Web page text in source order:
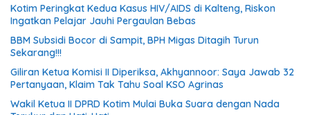
Kotim Peringkat Kedua Kasus HIV/AIDS di Kalteng, Riskon
Ingatkan Pelajar Jauhi Pergaulan Bebas
BBM Subsidi Bocor di Sampit, BPH Migas Ditagih Turun
Sekarang!!!
Giliran Ketua Komisi II Diperiksa, Akhyannoor: Saya Jawab 32
Pertanyaan, Klaim Tak Tahu Soal KSO Agrinas
Wakil Ketua II DPRD Kotim Mulai Buka Suara dengan Nada